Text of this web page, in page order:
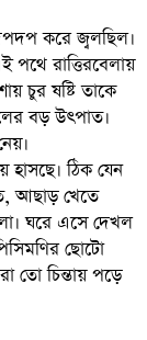
করে জ্বলছিল।
রাত্তিরবেলায়
চুর ষষ্টি তাকে
বড় উৎপাত।
ঠিক যেন
আছাড় খেতে
ঘরে এসে দেখল
ছোটো
তো চিন্তায় পড়ে